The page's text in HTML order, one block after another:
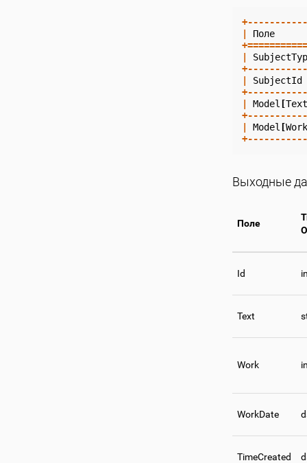
Поле
SubjectId
Model [Text
Model [Work
Выходные
Поле
Id
Text
Work
WorkDate
TimeCreated